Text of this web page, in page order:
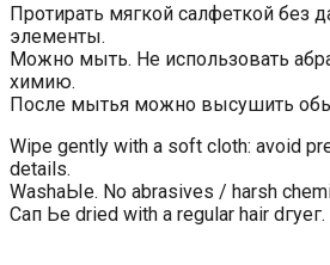
Протирать мягкой салфеткой без
элементы.
Можно мыть. Не использовать
химию.
После мытья можно высушить
Wipe gently with а soft cloth: avoid
details.
WashaЫe. No abrasives / harsh
Сап Ье dried with а regular hair dгуег.